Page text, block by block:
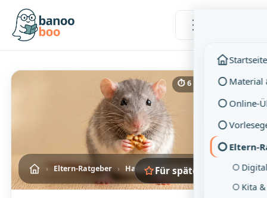
Startseite
Material
Online-
Eltern-
Kita
› Eltern-Ratgeber › Haustiere & Kinder
⏱ 6 Min. Lesezeit
Für später merken